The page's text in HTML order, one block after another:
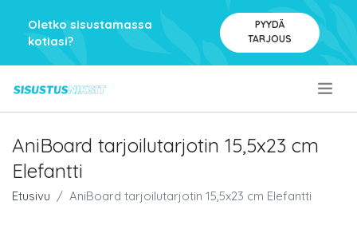
Oletko sisustamassa
kotiasi?
PYYDÄ
TARJOUS
AniBoard tarjoilutarjotin 15,5x23 cm
Elefantti
Etusivu AniBoard tarjoilutarjotin 15,5x23 cm Elefantti